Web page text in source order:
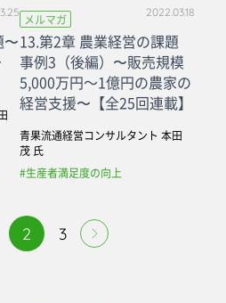
〜
メルマガ 2022.03.18
13.第2章 農業経営の課題
事例3（後編）〜販売規模
5,000万円～1億円の農家の
経営支援〜【全25回連載】
青果流通経営コンサルタント 本田
茂 氏
#生産者満足度の向上
2 3